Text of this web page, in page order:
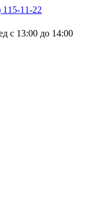
115-11-22
с 13:00 до 14:00